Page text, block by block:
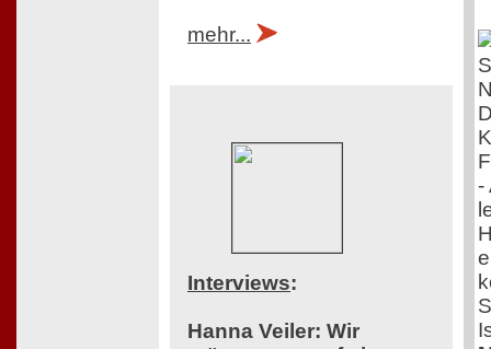
mehr...
Interviews:
Hanna Veiler: Wir
-